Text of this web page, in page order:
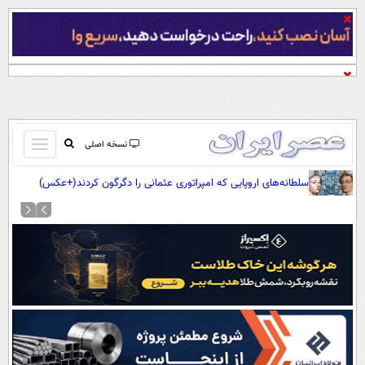
نسخه اصلی
باز
و
بسته
کردن
صفحه اول
آرشیو
نظرسنجی
آب و هوا
اوقات شرعی
سواد زندگی
سلطانه‌های اروپایی که امپراتوری عثمانی را دگرگون کردند(+عکس)